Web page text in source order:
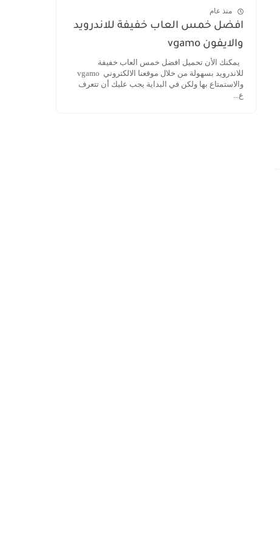
منذ عام
افضل خمس العاب خفيفة للاندرويد
والايفون vgamo
يمكنك الأن تحميل افضل خمس العاب خفيفة
للاندرويد بسهولة من خلال موقعنا الالكتروني vgamo
والاستمتاع بها ولكن في البداية يجب عليك أن تتعرف
ع...